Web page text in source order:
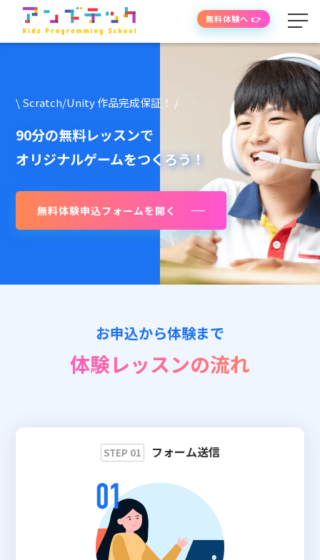
授業の流れ
先生紹介
授業時間・料金
📖 資料請求
👉 無料体験お申込
無料体験へ 👉
\ Scratch/Unity 作品完成保証！ /
90分の無料レッスンで
オリジナルゲームをつくろう！
無料体験申込フォームを開く
お申込から体験まで
体験レッスンの流れ
STEP 01 フォーム送信